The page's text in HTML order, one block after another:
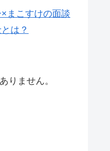
×まこすけの面談
は？
りません。